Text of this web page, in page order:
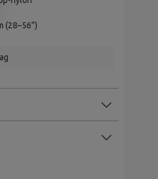
(28–56”)